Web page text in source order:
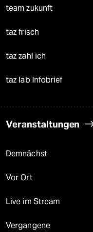
team zukunft
taz frisch
taz zahl ich
taz lab Infobrief
Veranstaltungen
Demnächst
Vor Ort
Live im Stream
Vergangene